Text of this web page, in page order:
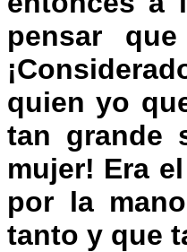
pensar
quien yo
tan grande
mujer! Era
por la
tanto y que